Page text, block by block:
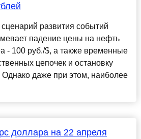
развития событий
падение цены на нефть
- 100 руб./$, а также временные
цепочек и остановку
Однако даже при этом, наиболее
доллара на 22 апреля